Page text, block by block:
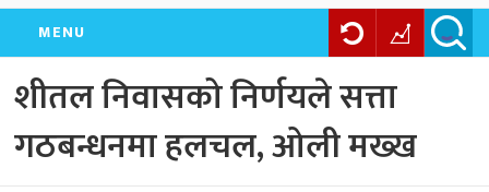
MENU
शीतल निवासको निर्णयले सत्ता
गठबन्धनमा हलचल, ओली मख्ख